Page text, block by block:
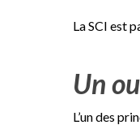
La SCI est
Un
L’un des